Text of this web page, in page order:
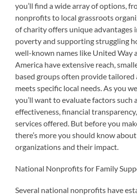
you’ll find a wide array of options,
nonprofits to local grassroots
of charity offers unique advantages
poverty and supporting struggling
well-known names like United Way
America have extensive reach,
based groups often provide tailored
meets specific local needs. As you
you’ll want to evaluate factors such
effectiveness, financial
services offered. But before you
there’s more you should know
organizations and their impact.
National Nonprofits for Family
Several national nonprofits have